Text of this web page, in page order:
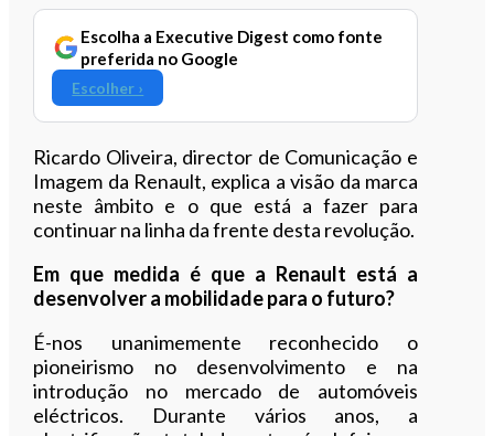
Escolha a Executive Digest como fonte
preferida no Google
Escolher ›
Ricardo Oliveira, director de Comunicação e
Imagem da Renault, explica a visão da marca
neste âmbito e o que está a fazer para
continuar na linha da frente desta revolução.
Em que medida é que a Renault está a
desenvolver a mobilidade para o futuro?
É-nos unanimemente reconhecido o
pioneirismo no desenvolvimento e na
introdução no mercado de automóveis
eléctricos. Durante vários anos, a